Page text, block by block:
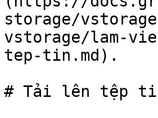
storage/
vstorage/lam-
tep-tin.md).
# Tải lên tệp